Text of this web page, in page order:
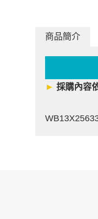
商品簡介
► 採購內容